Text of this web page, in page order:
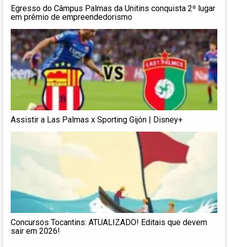
Egresso do Câmpus Palmas da Unitins conquista 2º lugar
em prêmio de empreendedorismo
Assistir a Las Palmas x Sporting Gijón | Disney+
Concursos Tocantins: ATUALIZADO! Editais que devem
sair em 2026!